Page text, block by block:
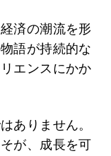
済の潮流を形
語が持続的な
エンスにかか
ありません。
が、成長を可